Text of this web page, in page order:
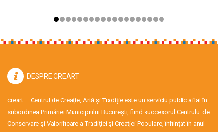
DESPRE CREART
creart – Centrul de Creație, Artă și Tradiție este un serviciu public aflat în
subordinea Primăriei Municipiului București, fiind succesorul Centrului de
Conservare şi Valorificare a Tradiţiei şi Creaţiei Populare, înființat în anul